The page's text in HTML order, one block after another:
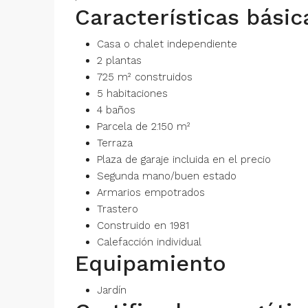
Características
Casa o chalet independiente
2 plantas
725 m² construidos
5 habitaciones
4 baños
Parcela de 2.150 m²
Terraza
Plaza de garaje incluida en el precio
Segunda mano/buen estado
Armarios empotrados
Trastero
Construido en 1981
Calefacción individual
Equipamiento
Jardín